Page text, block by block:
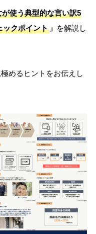
が使う典型的な言い訳5
ックポイント」 を解説し
めるヒントをお伝えし